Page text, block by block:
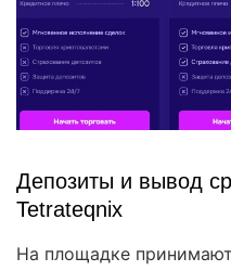
Депозиты и вывод
Tetrateqnix
На площадке